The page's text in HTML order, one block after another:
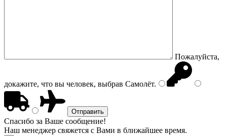
Пожалуйста,
докажите, что вы человек, выбрав Самолёт.
Спасибо за Ваше сообщение!
Наш менеджер свяжется с Вами в ближайшее время.